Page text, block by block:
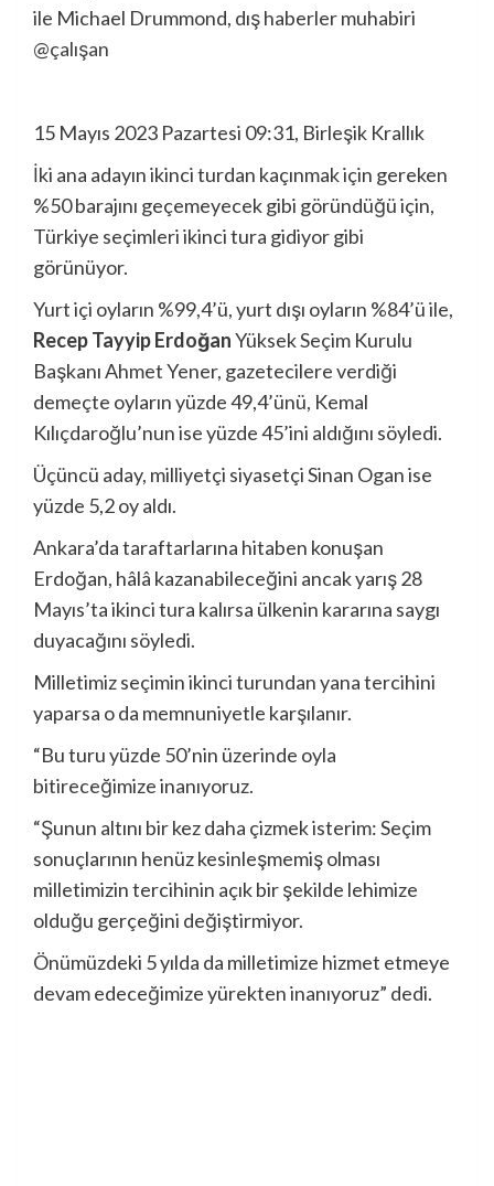
ile Michael Drummond, dış haberler muhabiri
@çalışan
15 Mayıs 2023 Pazartesi 09:31, Birleşik Krallık
İki ana adayın ikinci turdan kaçınmak için gereken
%50 barajını geçemeyecek gibi göründüğü için,
Türkiye seçimleri ikinci tura gidiyor gibi
görünüyor.
Yurt içi oyların %99,4’ü, yurt dışı oyların %84’ü ile,
Recep Tayyip ErdoğanYüksek Seçim Kurulu
Başkanı Ahmet Yener, gazetecilere verdiği
demeçte oyların yüzde 49,4’ünü, Kemal
Kılıçdaroğlu’nun ise yüzde 45’ini aldığını söyledi.
Üçüncü aday, milliyetçi siyasetçi Sinan Ogan ise
yüzde 5,2 oy aldı.
Ankara’da taraftarlarına hitaben konuşan
Erdoğan, hâlâ kazanabileceğini ancak yarış 28
Mayıs’ta ikinci tura kalırsa ülkenin kararına saygı
duyacağını söyledi.
Milletimiz seçimin ikinci turundan yana tercihini
yaparsa o da memnuniyetle karşılanır.
“Bu turu yüzde 50’nin üzerinde oyla
bitireceğimize inanıyoruz.
“Şunun altını bir kez daha çizmek isterim: Seçim
sonuçlarının henüz kesinleşmemiş olması
milletimizin tercihinin açık bir şekilde lehimize
olduğu gerçeğini değiştirmiyor.
Önümüzdeki 5 yılda da milletimize hizmet etmeye
devam edeceğimize yürekten inanıyoruz” dedi.